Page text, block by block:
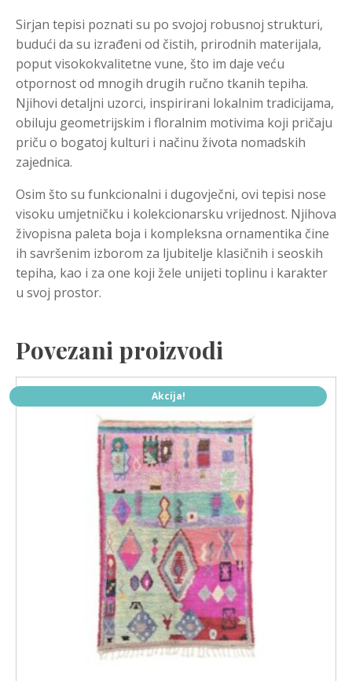
Sirjan tepisi poznati su po svojoj robusnoj strukturi,
budući da su izrađeni od čistih, prirodnih materijala,
poput visokokvalitetne vune, što im daje veću
otpornost od mnogih drugih ručno tkanih tepiha.
Njihovi detaljni uzorci, inspirirani lokalnim tradicijama,
obiluju geometrijskim i floralnim motivima koji pričaju
priču o bogatoj kulturi i načinu života nomadskih
zajednica.
Osim što su funkcionalni i dugovječni, ovi tepisi nose
visoku umjetničku i kolekcionarsku vrijednost. Njihova
živopisna paleta boja i kompleksna ornamentika čine
ih savršenim izborom za ljubitelje klasičnih i seoskih
tepiha, kao i za one koji žele unijeti toplinu i karakter
u svoj prostor.
Povezani proizvodi
Akcija!